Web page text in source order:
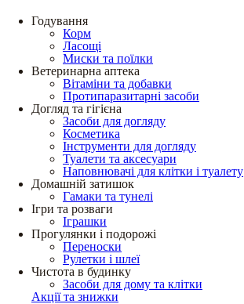
Годування
Корм
Ласощі
Миски та поїлки
Ветеринарна аптека
Вітаміни та добавки
Протипаразитарні засоби
Догляд та гігієна
Засоби для догляду
Косметика
Інструменти для догляду
Туалети та аксесуари
Наповнювачі для клітки і туалету
Домашній затишок
Гамаки та тунелі
Ігри та розваги
Іграшки
Прогулянки і подорожі
Переноски
Рулетки і шлеї
Чистота в будинку
Засоби для дому та клітки
Акції та знижки